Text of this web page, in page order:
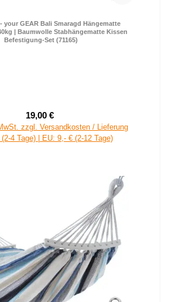
your GEAR Bali Smaragd Hängematte
| Baumwolle Stabhängematte Kissen
Befestigung-Set (71165)
Verkaufspreis:
19,00 €
zzgl. Versandkosten / Lieferung
4 Tage) | EU: 9,- € (2-12 Tage)